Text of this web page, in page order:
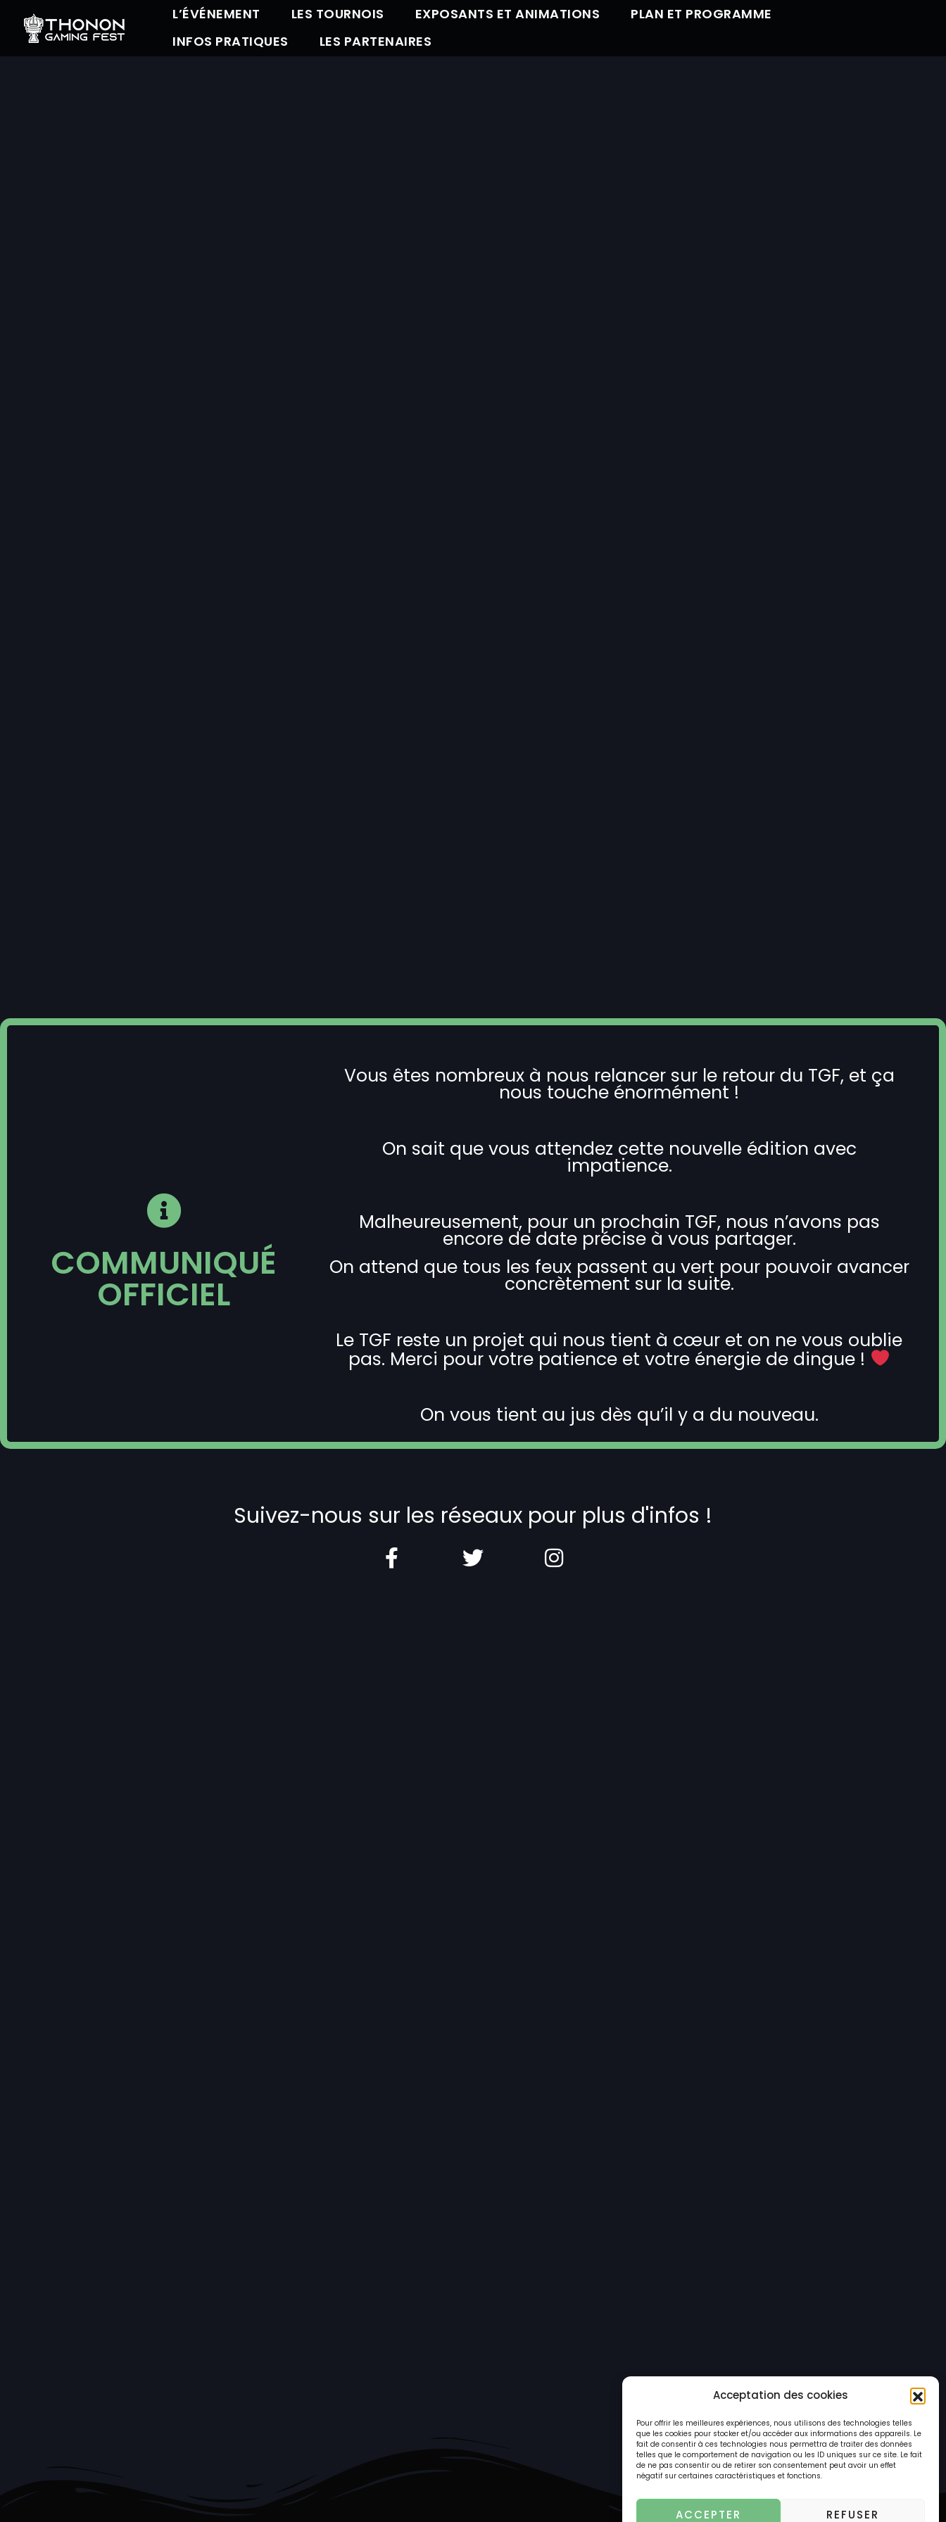
Acceptation des cookies
Pour offrir les meilleures expériences, nous utilisons des technologies telles
que les cookies pour stocker et/ou accéder aux informations des appareils. Le
fait de consentir à ces technologies nous permettra de traiter des données
telles que le comportement de navigation ou les ID uniques sur ce site. Le fait
de ne pas consentir ou de retirer son consentement peut avoir un effet
négatif sur certaines caractéristiques et fonctions.
ACCEPTER REFUSER
L’ÉVÉNEMENT LES TOURNOIS EXPOSANTS ET ANIMATIONS
PLAN ET PROGRAMME
INFOS PRATIQUES
LES PARTENAIRES
COMMUNIQUÉ
OFFICIEL
Vous êtes nombreux à nous relancer sur le retour du TGF, et ça
nous touche énormément !
On sait que vous attendez cette nouvelle édition avec
impatience.
Malheureusement, pour un prochain TGF, nous n’avons pas
encore de date précise à vous partager.
On attend que tous les feux passent au vert pour pouvoir avancer
concrètement sur la suite.
Le TGF reste un projet qui nous tient à cœur et on ne vous oublie
pas. Merci pour votre patience et votre énergie de dingue !
On vous tient au jus dès qu’il y a du nouveau.
Suivez-nous sur les réseaux pour plus d'infos !